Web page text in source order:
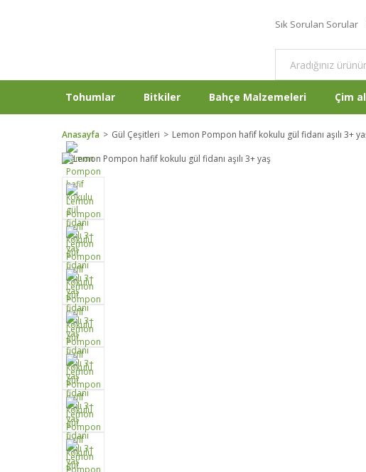
Sık Sorulan Sorular
Tohumlar Bitkiler Bahçe Malzemeleri Çim
Anasayfa Gül Çeşitleri Lemon Pompon hafif kokulu gül fidanı aşılı 3+